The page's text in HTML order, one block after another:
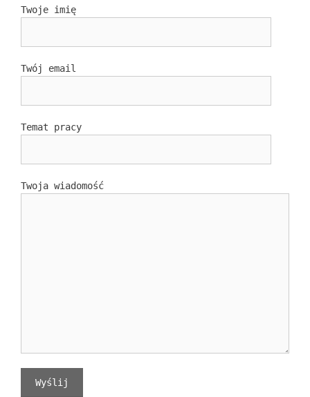
Twoje imię
Twój email
Temat pracy
Twoja wiadomość